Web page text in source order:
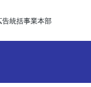
告統括事業本部